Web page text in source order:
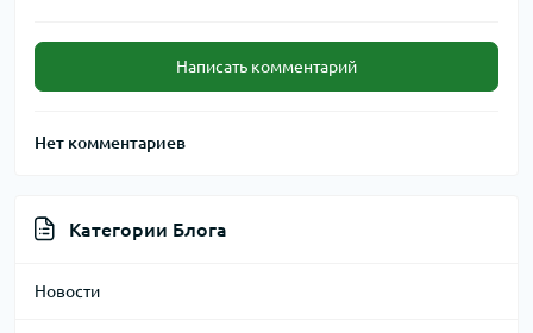
Написать комментарий
Нет комментариев
Категории Блога
Новости